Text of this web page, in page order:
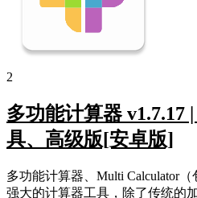
2
多功能计算器 v1.7.17
具、高级版[安卓版]
多功能计算器、Multi Calculator（
强大的计算器工具，除了传统的